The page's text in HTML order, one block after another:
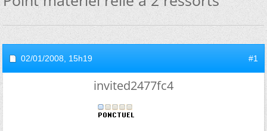
02/01/2008, 15h19 #1
invited2477fc4